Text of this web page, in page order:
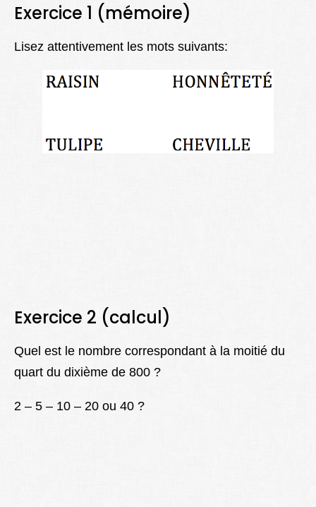
Droit
Lexique
Better Health
Exercice 1 (mémoire)
Lisez attentivement les mots suivants:
Exercice 2 (calcul)
Quel est le nombre correspondant à la moitié du
quart du dixième de 800 ?
2 – 5 – 10 – 20 ou 40 ?